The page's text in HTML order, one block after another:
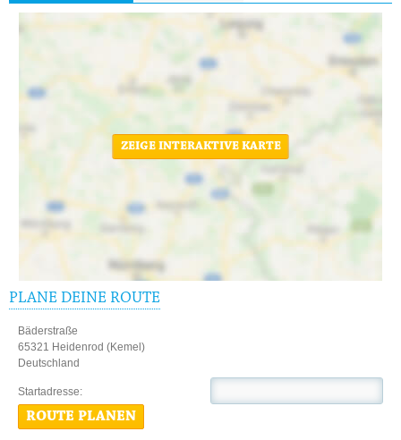
ZEIGE INTERAKTIVE KARTE
PLANE DEINE ROUTE
Bäderstraße
65321 Heidenrod (Kemel)
Deutschland
Startadresse:
ROUTE PLANEN